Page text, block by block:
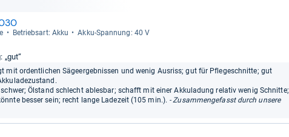
Betriebs­art: Akku Akku-​Span­nung: 40 V
„gut“
mit ordentlichen Sägeergebnissen und wenig Ausriss; gut für Pflegeschnitte; gut
Ölstand schlecht ablesbar; schafft mit einer Akkuladung relativ wenig Schnitte;
besser sein; recht lange Ladezeit (105 min.). - Zusammengefasst durch unsere